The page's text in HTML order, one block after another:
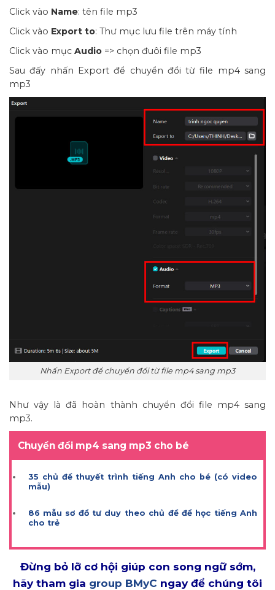
Click vào Name: tên file mp3
Click vào Export to: Thư mục lưu file trên máy tính
Click vào mục Audio => chọn đuôi file mp3
Sau đấy nhấn Export để chuyển đổi từ file mp4 sang
mp3
Nhấn Export để chuyển đổi từ file mp4 sang mp3
Như vậy là đã hoàn thành chuyển đổi file mp4 sang
mp3.
Chuyển đổi mp4 sang mp3 cho bé
35 chủ đề thuyết trình tiếng Anh cho bé (có video
mẫu)
86 mẫu sơ đồ tư duy theo chủ đề để học tiếng Anh
cho trẻ
Đừng bỏ lỡ cơ hội giúp con song ngữ sớm,
hãy tham gia group BMyC ngay để chúng tôi